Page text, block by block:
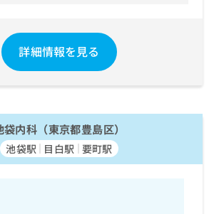
詳細情報を見る
袋内科（東京都豊島区）
池袋駅 目白駅 要町駅